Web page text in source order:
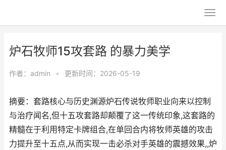
炉石牧师15攻套路 的暴力美学
作者： admin • 更新时间：2026-05-19
摘要：套路核心与历史渊源炉石传说牧师职业向来以控制
与治疗闻名,但十五攻套路却颠覆了这一传统印象,这套路的
精髓在于利用特定卡牌组合,在单回合内将牧师英雄的攻击
力提升至十五点,从而实现一击必杀对手英雄的震撼效果,,炉